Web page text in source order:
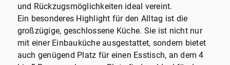
und Rückzugsmöglichkeiten ideal vereint.
Ein besonderes Highlight für den Alltag ist die
großzügige, geschlossene Küche. Sie ist nicht nur
mit einer Einbauküche ausgestattet, sondern bietet
auch genügend Platz für einen Esstisch, an dem 4